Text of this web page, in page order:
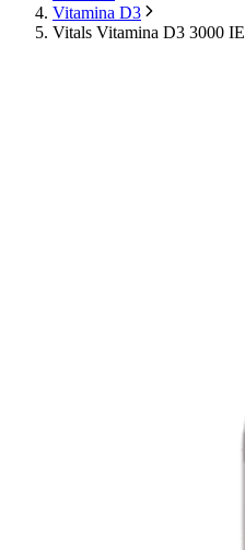
Vitamina D3
Vitals Vitamina D3 3000 IE